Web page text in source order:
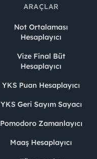
ARAÇLAR
Not Ortalaması
Hesaplayıcı
Vize Final Büt
Hesaplayıcı
YKS Puan Hesaplayıcı
YKS Geri Sayım Sayacı
Pomodoro Zamanlayıcı
Maaş Hesaplayıcı